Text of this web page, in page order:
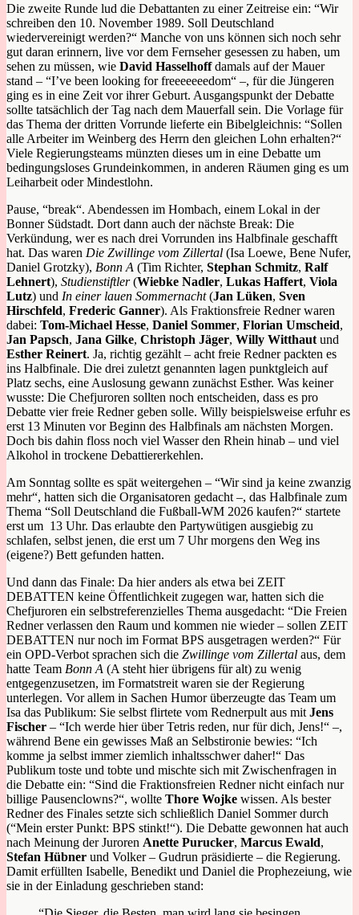
Die zweite Runde lud die Debattanten zu einer Zeitreise ein: “Wir
schreiben den 10. November 1989. Soll Deutschland
wiedervereinigt werden?“ Manche von uns können sich noch sehr
gut daran erinnern, live vor dem Fernseher gesessen zu haben, um
sehen zu müssen, wie David Hasselhoffdamals auf der Mauer
stand – “I’ve been looking for freeeeeeedom“ –, für die Jüngeren
ging es in eine Zeit vor ihrer Geburt. Ausgangspunkt der Debatte
sollte tatsächlich der Tag nach dem Mauerfall sein. Die Vorlage für
das Thema der dritten Vorrunde lieferte ein Bibelgleichnis: “Sollen
alle Arbeiter im Weinberg des Herrn den gleichen Lohn erhalten?“
Viele Regierungsteams münzten dieses um in eine Debatte um
bedingungsloses Grundeinkommen, in anderen Räumen ging es um
Leiharbeit oder Mindestlohn.
Pause, “break“. Abendessen im Hombach, einem Lokal in der
Bonner Südstadt. Dort dann auch der nächste Break: Die
Verkündung, wer es nach drei Vorrunden ins Halbfinale geschafft
hat. Das waren Die Zwillinge vom Zillertal (Isa Loewe, Bene Nufer,
Daniel Grotzky), Bonn A (Tim Richter, Stephan Schmitz, Ralf
Lehnert), Studienstiftler(Wiebke Nadler, Lukas Haffert, Viola
Lutz) und In einer lauen Sommernacht(Jan Lüken, Sven
Hirschfeld, Frederic Ganner). Als Fraktionsfreie Redner waren
dabei: Tom-Michael Hesse, Daniel Sommer, Florian Umscheid,
Jan Papsch, Jana Gilke, Christoph Jäger, Willy Witthaut und
Esther Reinert. Ja, richtig gezählt – acht freie Redner packten es
ins Halbfinale. Die drei zuletzt genannten lagen punktgleich auf
Platz sechs, eine Auslosung gewann zunächst Esther. Was keiner
wusste: Die Chefjuroren sollten noch entscheiden, dass es pro
Debatte vier freie Redner geben solle. Willy beispielsweise erfuhr es
erst 13 Minuten vor Beginn des Halbfinals am nächsten Morgen.
Doch bis dahin floss noch viel Wasser den Rhein hinab – und viel
Alkohol in trockene Debattiererkehlen.
Am Sonntag sollte es spät weitergehen – “Wir sind ja keine zwanzig
mehr“, hatten sich die Organisatoren gedacht –, das Halbfinale zum
Thema “Soll Deutschland die Fußball-WM 2026 kaufen?“ startete
erst um 13 Uhr. Das erlaubte den Partywütigen ausgiebig zu
schlafen, selbst jenen, die erst um 7 Uhr morgens den Weg ins
(eigene?) Bett gefunden hatten.
Und dann das Finale: Da hier anders als etwa bei ZEIT
DEBATTEN keine Öffentlichkeit zugegen war, hatten sich die
Chefjuroren ein selbstreferenzielles Thema ausgedacht: “Die Freien
Redner verlassen den Raum und kommen nie wieder – sollen ZEIT
DEBATTEN nur noch im Format BPS ausgetragen werden?“ Für
ein OPD-Verbot sprachen sich die Zwillinge vom Zillertal aus, dem
hatte Team Bonn A (A steht hier übrigens für alt) zu wenig
entgegenzusetzen, im Formatstreit waren sie der Regierung
unterlegen. Vor allem in Sachen Humor überzeugte das Team um
Isa das Publikum: Sie selbst flirtete vom Rednerpult aus mit Jens
Fischer – “Ich werde hier über Tetris reden, nur für dich, Jens!“ –,
während Bene ein gewisses Maß an Selbstironie bewies: “Ich
komme ja selbst immer ziemlich inhaltsschwer daher!“ Das
Publikum toste und tobte und mischte sich mit Zwischenfragen in
die Debatte ein: “Sind die Fraktionsfreien Redner nicht einfach nur
billige Pausenclowns?“, wollte Thore Wojke wissen. Als bester
Redner des Finales setzte sich schließlich Daniel Sommer durch
(“Mein erster Punkt: BPS stinkt!“). Die Debatte gewonnen hat auch
nach Meinung der Juroren Anette Purucker, Marcus Ewald,
Stefan Hübner und Volker – Gudrun präsidierte – die Regierung.
Damit erfüllten Isabelle, Benedikt und Daniel die Prophezeiung, wie
sie in der Einladung geschrieben stand: